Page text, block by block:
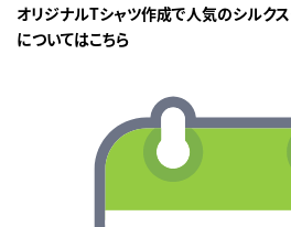
オリジナルTシャツ作成で人気のシルク
についてはこちら